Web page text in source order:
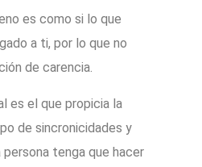
es como si lo que
a ti, por lo que no
de carencia.
es el que propicia la
de sincronicidades y
persona tenga que hacer